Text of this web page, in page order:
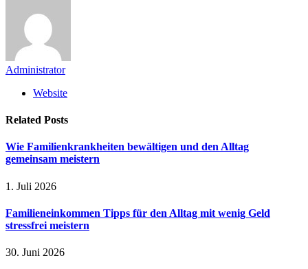
Administrator
Website
Related Posts
Wie Familienkrankheiten bewältigen und den Alltag
gemeinsam meistern
1. Juli 2026
Familieneinkommen Tipps für den Alltag mit wenig Geld
stressfrei meistern
30. Juni 2026